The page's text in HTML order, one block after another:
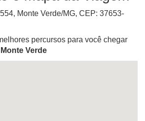
, Monte Verde/MG, CEP: 37653-
percursos para você chegar
Verde